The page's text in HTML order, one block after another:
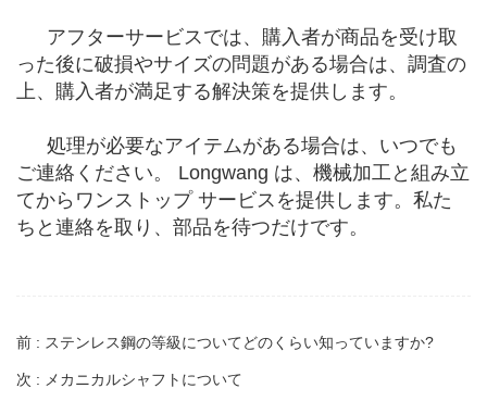
アフターサービスでは、購入者が商品を受け取
った後に破損やサイズの問題がある場合は、調査の
上、購入者が満足する解決策を提供します。
処理が必要なアイテムがある場合は、いつでも
ご連絡ください。 Longwang は、機械加工と組み立
てからワンストップ サービスを提供します。私た
ちと連絡を取り、部品を待つだけです。
前 : ステンレス鋼の等級についてどのくらい知っていますか?
次 : メカニカルシャフトについて